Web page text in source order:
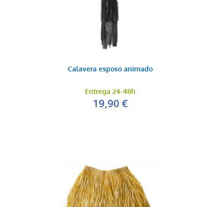
Calavera esposo animado
Entrega 24-48h
19,90 €